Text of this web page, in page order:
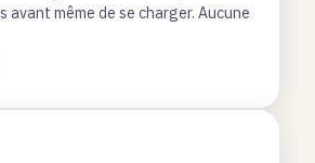
avant même de se charger. Aucune